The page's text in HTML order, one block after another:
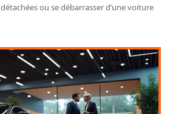
ou se débarrasser d’une voiture